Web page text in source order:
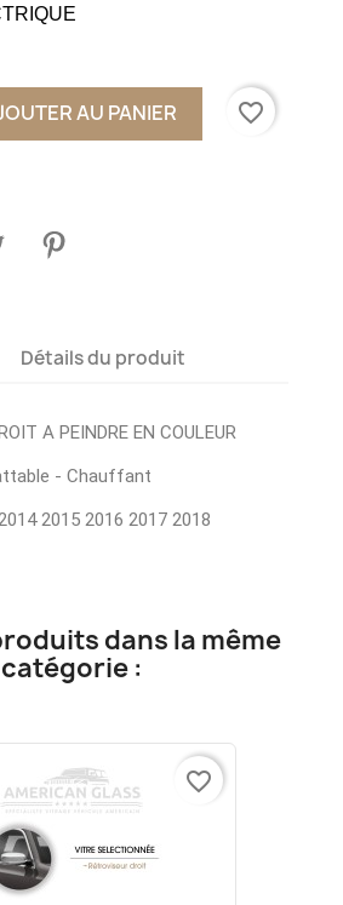
AU PANIER favorite_border
Détails du produit
A PEINDRE EN COULEUR
- Chauffant
2015 2016 2017 2018
dans la même
catégorie :
favorite_border